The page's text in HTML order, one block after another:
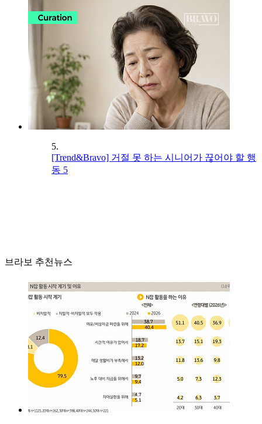
5.
[Trend&Bravo] 거절 못 하는 시니어가 끊어야 할 행
동 5
브라보 추천뉴스